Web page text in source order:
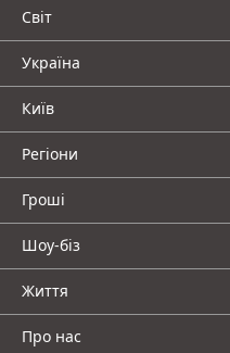
Світ
Україна
Київ
Регіони
Гроші
Шоу-біз
Життя
Про нас